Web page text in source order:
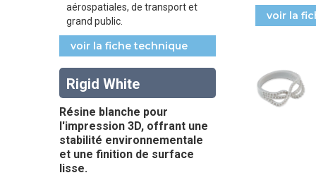
aérospatiales, de transport et
grand public.
voir la fiche technique
voir la
Rigid White
Résine blanche pour
l'impression 3D, offrant une
stabilité environnementale
et une finition de surface
lisse.